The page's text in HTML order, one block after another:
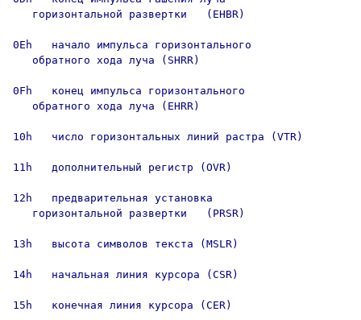
   горизонтальной развертки   (EHBR)
0Eh   начало импульса горизонтального
   обратного хода луча (SHRR)
0Fh   конец импульса горизонтального
   обратного хода луча (EHRR)
10h   число горизонтальных линий растра (VTR)
11h   дополнительный регистр (OVR)
12h   предварительная установка
   горизонтальной развертки   (PRSR)
13h   высота символов текста (MSLR)
14h   начальная линия курсора (CSR)
15h   конечная линия курсора (CER)